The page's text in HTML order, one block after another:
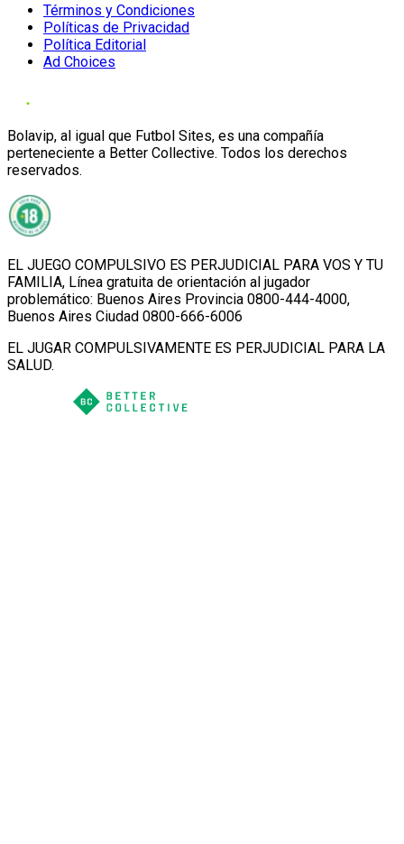
Términos y Condiciones
Políticas de Privacidad
Política Editorial
Ad Choices
Bolavip, al igual que Futbol Sites, es una compañía
perteneciente a Better Collective. Todos los derechos
reservados.
EL JUEGO COMPULSIVO ES PERJUDICIAL PARA VOS Y TU
FAMILIA, Línea gratuita de orientación al jugador
problemático: Buenos Aires Provincia 0800-444-4000,
Buenos Aires Ciudad 0800-666-6006
EL JUGAR COMPULSIVAMENTE ES PERJUDICIAL PARA LA
SALUD.